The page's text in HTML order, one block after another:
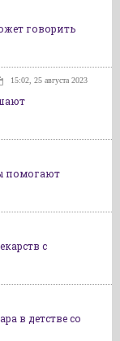
говорить
15:02, 25 августа 2023
помогают
с
в детстве со